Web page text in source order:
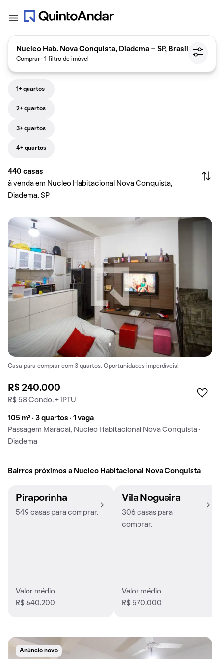
Nucleo Hab. Nova Conquista, Diadema - SP, Brasil
Comprar · 1 filtro de imóvel
1+ quartos
2+ quartos
3+ quartos
4+ quartos
440 casas
à venda em Nucleo Habitacional Nova Conquista,
Diadema, SP
Casa para comprar com 3 quartos. Oportunidades imperdíveis!
R$ 240.000
R$ 58 Condo. + IPTU
105 m² · 3 quartos · 1 vaga
Passagem Maracaí, Nucleo Habitacional Nova Conquista ·
Diadema
Bairros próximos a Nucleo Habitacional Nova Conquista
Piraporinha
549 casas para comprar.
Valor médio
R$ 640.200
Vila Nogueira
306 casas para
comprar.
Valor médio
R$ 570.000
Anúncio novo